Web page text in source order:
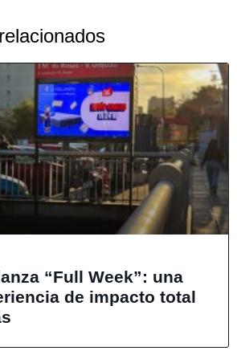
“Full Week”: una
de impacto total